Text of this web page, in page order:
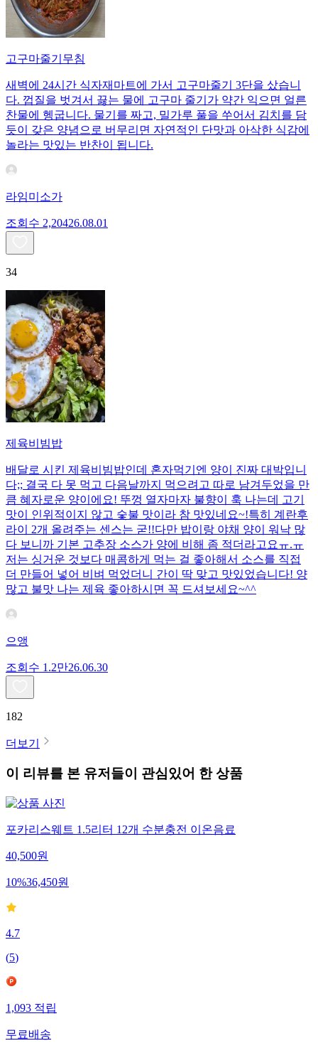
고구마줄기무침
새벽에 24시간 식자재마트에 가서 고구마줄기 3단을 샀습니
다. 껍질을 벗겨서 끓는 물에 고구마 줄기가 약간 익으면 얼른
찬물에 헹굽니다. 물기를 짜고, 밀가루 풀을 쑤어서 김치를 담
듯이 갖은 양념으로 버무리면 자연적인 단맛과 아삭한 식감에
놀라는 맛있는 반찬이 됩니다.
라임미소가
조회수 2,20426.08.01
34
제육비빔밥
배달로 시킨 제육비빔밥인데 혼자먹기엔 양이 진짜 대박입니
다;; 결국 다 못 먹고 다음날까지 먹으려고 따로 남겨두었을 만
큼 혜자로운 양이에요! 뚜껑 열자마자 불향이 훅 나는데 고기
맛이 인위적이지 않고 숯불 맛이라 참 맛있네요~!특히 계란후
라이 2개 올려주는 센스는 굳!! ​다만 밥이랑 야채 양이 워낙 많
다 보니까 기본 고추장 소스가 양에 비해 좀 적더라고요ㅠ.ㅠ
저는 싱거운 것보다 매콤하게 먹는 걸 좋아해서 소스를 직접
더 만들어 넣어 비벼 먹었더니 간이 딱 맞고 맛있었습니다! 양
많고 불맛 나는 제육 좋아하시면 꼭 드셔보세요~^^
으앵
조회수 1.2만26.06.30
182
더보기
이 리뷰를 본 유저들이 관심있어 한 상품
포카리스웨트 1.5리터 12개 수분충전 이온음료
40,500원
10%36,450원
4.7
(5)
1,093 적립
무료배송